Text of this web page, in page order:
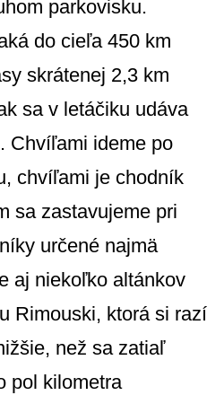
parkovisku.
do cieľa 450 km
skrátenej 2,3 km
sa v letáčiku udáva
Chvíľami ideme po
chvíľami je chodník
sa zastavujeme pri
určené najmä
aj niekoľko altánkov
Rimouski, ktorá si razí
než sa zatiaľ
pol kilometra